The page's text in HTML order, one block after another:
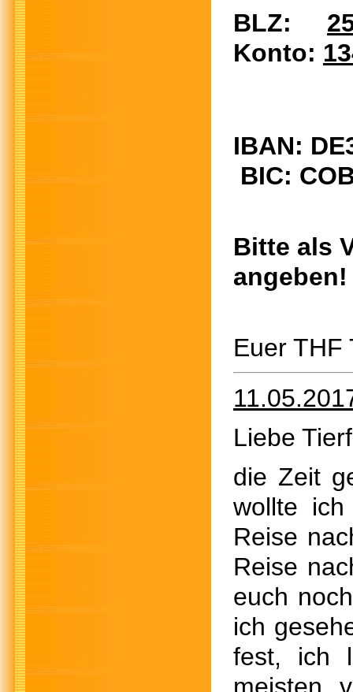
BLZ:
Konto:
IBAN:
BIC:
Bitte als
angeben!
Euer THF
Liebe
die Zeit
wollte
Reise
Reise
euch
ich
fest, ich